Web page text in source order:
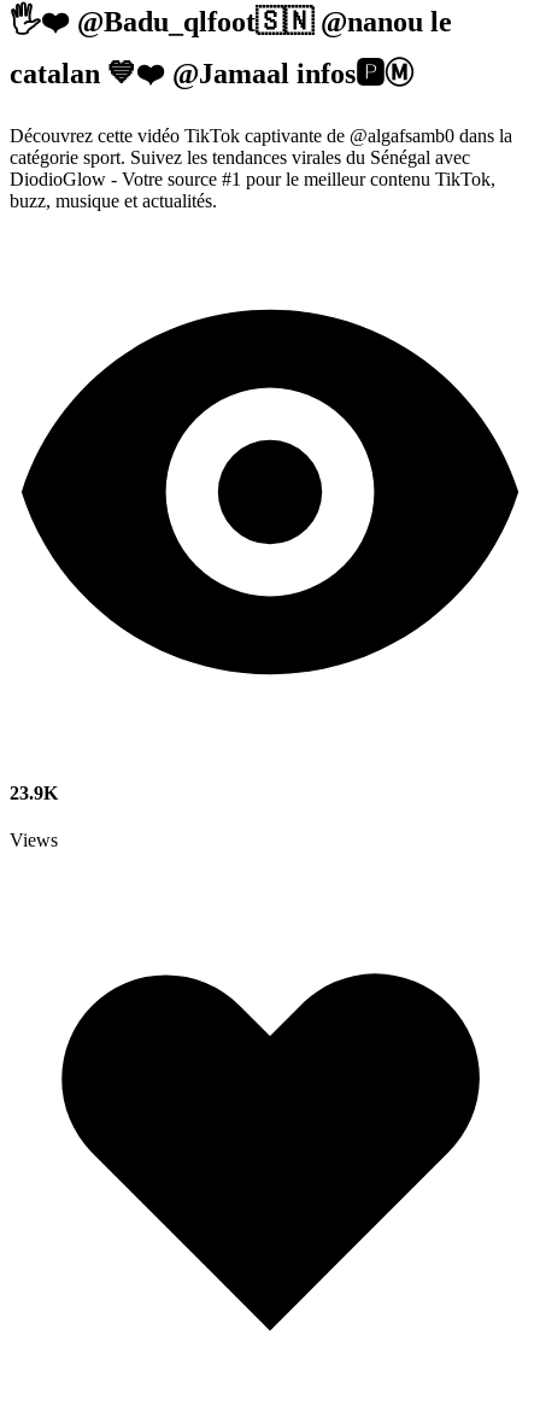
🖐️❤️ @Badu_qlfoot🇸🇳 @nanou le
catalan 💙❤️ @Jamaal infos🅿️Ⓜ️
Découvrez cette vidéo TikTok captivante de @algafsamb0 dans la
catégorie sport. Suivez les tendances virales du Sénégal avec
DiodioGlow - Votre source #1 pour le meilleur contenu TikTok,
buzz, musique et actualités.
23.9K
Views